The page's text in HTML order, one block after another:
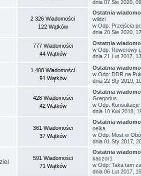
dnia 07 Sie 2020,
2 326 Wiadomości
122 Wątków
Ostatnia
wildzi
wOdp: Przejścia
dnia 20 Sie 2020,
777 Wiadomości
44 Wątków
Ostatnia
wOdp: Rowerowy
dnia 21 Lut 2017,
1 408 Wiadomości
91 Wątków
Ostatnia
wOdp: DDR na
dnia 22 Sty 2019,
428 Wiadomości
42 Wątków
Ostatnia
Gregorius
wOdp: Konsultacje
dnia 10 Kwi 2018,
361 Wiadomości
37 Wątków
Ostatnia
oelka
wOdp: Most w
dnia 01 Sty 2017,
591 Wiadomości
71 Wątków
Ostatnia
kaczor1
wOdp: Taka tam
dnia 06 Lut 2017,